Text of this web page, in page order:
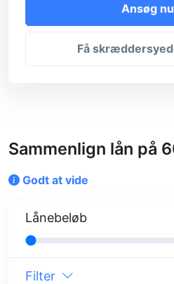
Ansøg nu
Få
Sammenlign lån på
Godt at vide
Lånebeløb
Filter